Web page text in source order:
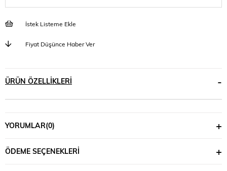
İstek Listeme Ekle
Fiyat Düşünce Haber Ver
ÜRÜN ÖZELLIKLERI
YORUMLAR(0)
ÖDEME SEÇENEKLERI